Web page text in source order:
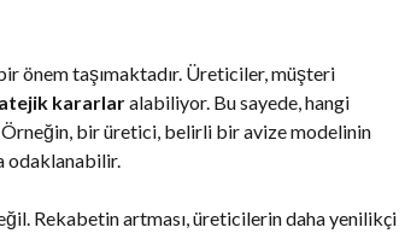
önem taşımaktadır. Üreticiler, müşteri
kararlaralabiliyor. Bu sayede, hangi
bir üretici, belirli bir avize modelinin
odaklanabilir.
Rekabetin artması, üreticilerin daha yenilikçi